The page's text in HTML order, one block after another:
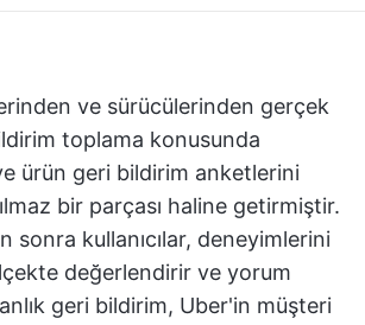
ve sürücülerinden gerçek
toplama konusunda
ürün geri bildirim anketlerini
bir parçası haline getirmiştir.
sonra kullanıcılar, deneyimlerini
değerlendirir ve yorum
geri bildirim, Uber'in müşteri